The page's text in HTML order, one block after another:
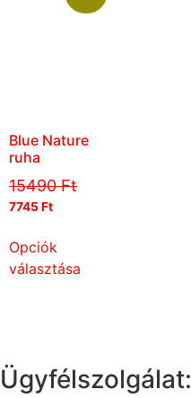
Blue Nature
ruha
15490Ft
7745Ft
Opciók
választása
Ügyfélszolgálat: